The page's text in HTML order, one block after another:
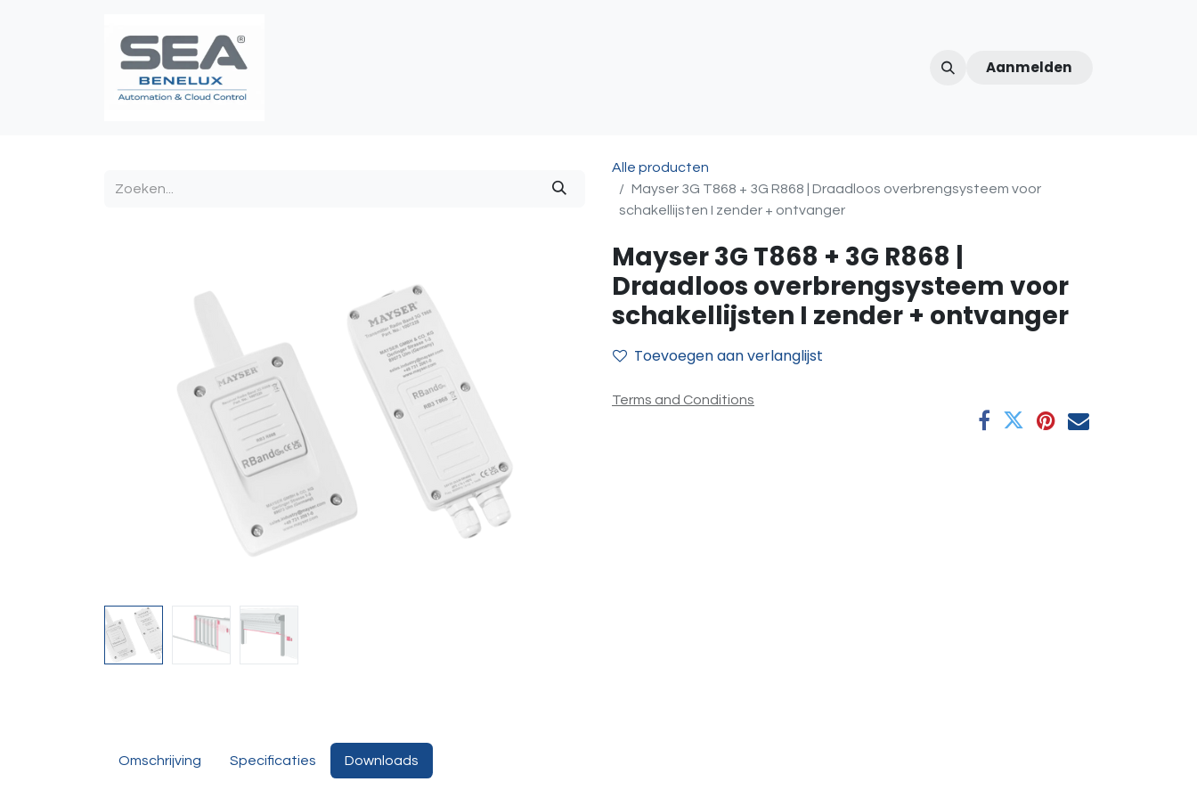
Over ons Afspraak
Aanmelden
Alle producten
Mayser 3G T868 + 3G R868 | Draadloos overbrengsysteem voor
schakellijsten I zender + ontvanger
Mayser 3G T868 + 3G R868 |
Draadloos overbrengsysteem voor
schakellijsten I zender + ontvanger
Toevoegen aan verlanglijst
Terms and Conditions
Omschrijving Specificaties Downloads